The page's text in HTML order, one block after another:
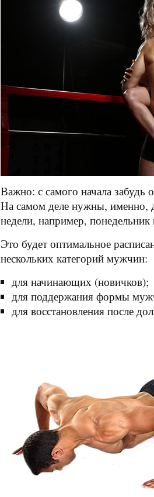
Важно: с самого начала забудь
На самом деле нужны, именно,
недели, например,
Это будет оптимальное
нескольких категорий мужчин:
для начинающих (новичков);
для поддержания формы
для восстановления после